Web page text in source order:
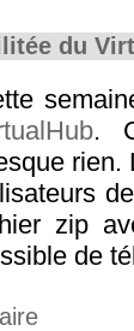
du
.
rien.
zip
de